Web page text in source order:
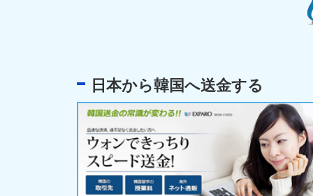
日本から韓国へ送金する